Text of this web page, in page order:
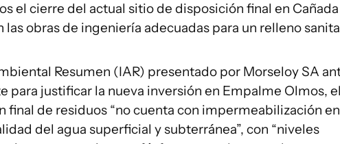
el cierre del actual sitio de disposición final en Cañada
las obras de ingeniería adecuadas para un relleno
Resumen (IAR) presentado por Morseloy SA
para justificar la nueva inversión en Empalme Olmos, el
final de residuos “no cuenta con impermeabilización
del agua superficial y subterránea”, con “niveles